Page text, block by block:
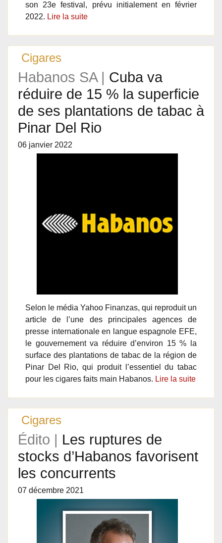
son 23e festival, prévu initialement en février
2022. Lire la suite
Cigares
Habanos SA | Cuba va
réduire de 15 % la superficie
de ses plantations de tabac à
Pinar Del Rio
06 janvier 2022
Selon le média Yahoo Finanzas, qui reproduit un
article de l’une des principales agences de
presse internationale en langue espagnole EFE,
le gouvernement va réduire d’environ 15 % la
surface des plantations de tabac de la région de
Pinar Del Rio, qui produit l’essentiel du tabac
pour les cigares faits main Habanos. Lire la suite
Cigares
Édito | Les ruptures de
stocks d’Habanos favorisent
les concurrents
07 décembre 2021